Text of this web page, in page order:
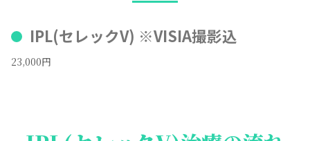
IPL(セレックV) ※VISIA撮影込
23,000円